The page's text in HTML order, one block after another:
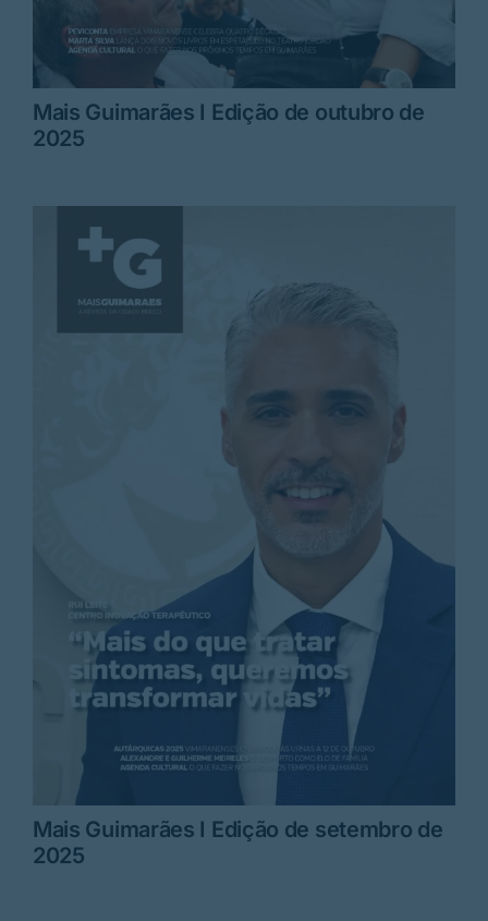
Mais Guimarães I Edição de outubro de
2025
Mais Guimarães I Edição de setembro de
2025